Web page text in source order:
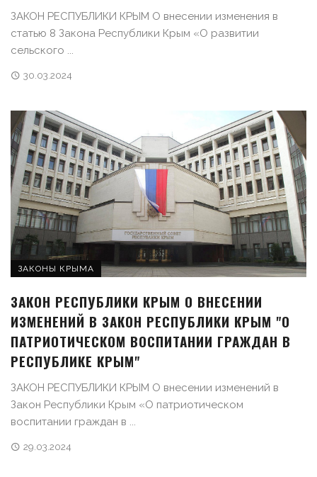
ЗАКОН РЕСПУБЛИКИ КРЫМ О внесении изменения в
статью 8 Закона Республики Крым «О развитии
сельского ...
30.03.2024
ЗАКОНЫ КРЫМА
ЗАКОН РЕСПУБЛИКИ КРЫМ О ВНЕСЕНИИ
ИЗМЕНЕНИЙ В ЗАКОН РЕСПУБЛИКИ КРЫМ "О
ПАТРИОТИЧЕСКОМ ВОСПИТАНИИ ГРАЖДАН В
РЕСПУБЛИКЕ КРЫМ"
ЗАКОН РЕСПУБЛИКИ КРЫМ О внесении изменений в
Закон Республики Крым «О патриотическом
воспитании граждан в ...
29.03.2024